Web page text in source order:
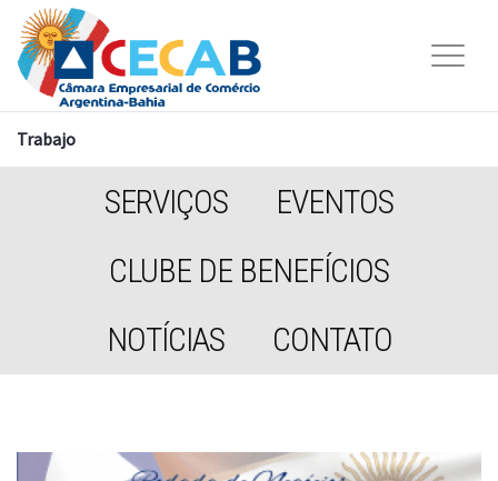
Trabajo
SERVIÇOS
EVENTOS
CLUBE DE BENEFÍCIOS
NOTÍCIAS
CONTATO